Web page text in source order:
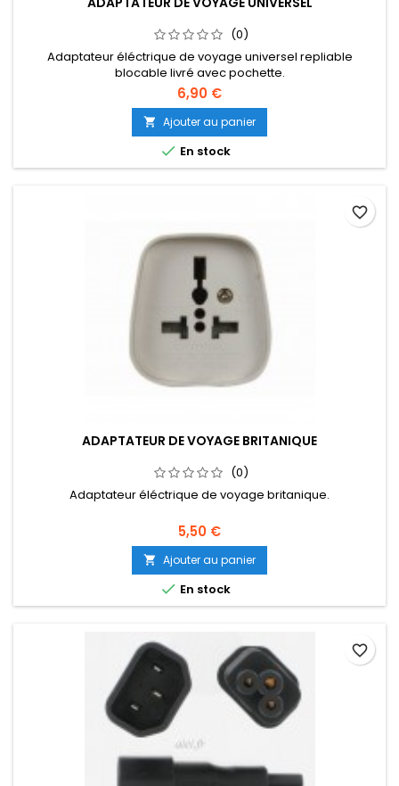
(0)
Adaptateur éléctrique de voyage universel repliable
blocable livré avec pochette.
6,90 €
 Ajouter au panier
 En stock
ADAPTATEUR DE VOYAGE BRITANIQUE
(0)
Adaptateur éléctrique de voyage britanique.
5,50 €
 Ajouter au panier
 En stock
favorite_border
favorite_border